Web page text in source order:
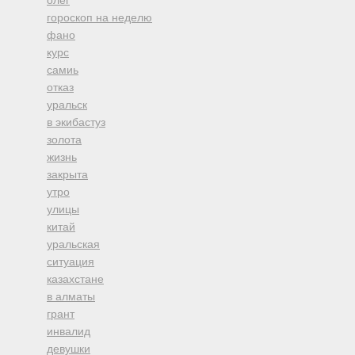
гороскоп на неделю
фано
курс
самиь
отказ
уральск
в экибастуз
золота
жизнь
закрыта
утро
улицы
китай
уральская
ситуация
казахстане
в алматы
грант
инвалид
девушки